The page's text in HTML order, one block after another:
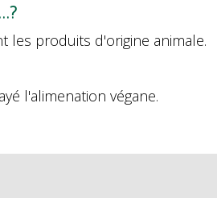
les produits d'origine animale.
l'alimenation végane.